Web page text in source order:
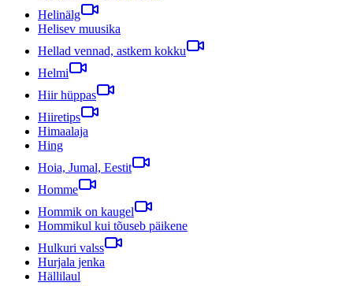
Helinälg
Helisev muusika
Hellad vennad, astkem kokku
Helmi
Hiir hüppas
Hiiretips
Himaalaja
Hing
Hoia, Jumal, Eestit
Homme
Hommik on kaugel
Hommikul kui tõuseb päikene
Hulkuri valss
Hurjala jenka
Hällilaul